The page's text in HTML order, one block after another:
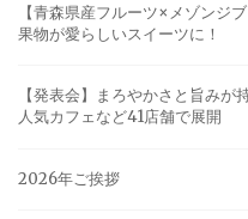
【青森県産フルーツ×メゾンジ
果物が愛らしいスイーツに！
【発表会】まろやかさと旨み
人気カフェなど41店舗で展開
2026年ご挨拶